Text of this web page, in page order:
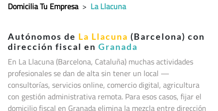
Domicilia Tu Empresa > La Llacuna
Autónomos de La Llacuna (Barcelona) con
dirección fiscal en Granada
En La Llacuna (Barcelona, Cataluña) muchas actividades
profesionales se dan de alta sin tener un local —
consultorías, servicios online, comercio digital, agricultura
con gestión administrativa remota. Para esos casos, fijar el
domicilio fiscal en Granada elimina la mezcla entre dirección